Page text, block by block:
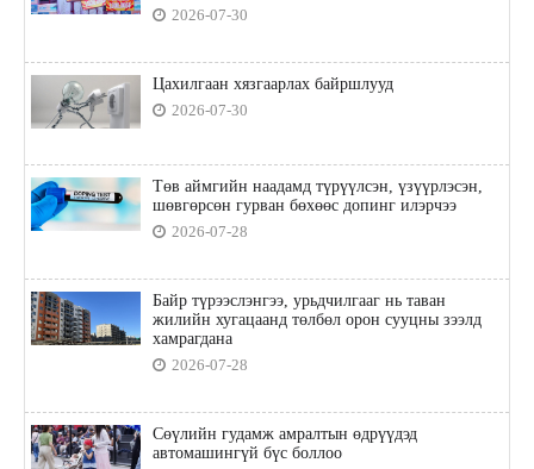
2026-07-30
Цахилгаан хязгаарлах байршлууд
2026-07-30
Төв аймгийн наадамд түрүүлсэн, үзүүрлэсэн,
шөвгөрсөн гурван бөхөөс допинг илэрчээ
2026-07-28
Байр түрээслэнгээ, урьдчилгааг нь таван
жилийн хугацаанд төлбөл орон сууцны зээлд
хамрагдана
2026-07-28
Сөүлийн гудамж амралтын өдрүүдэд
автомашингүй бүс боллоо